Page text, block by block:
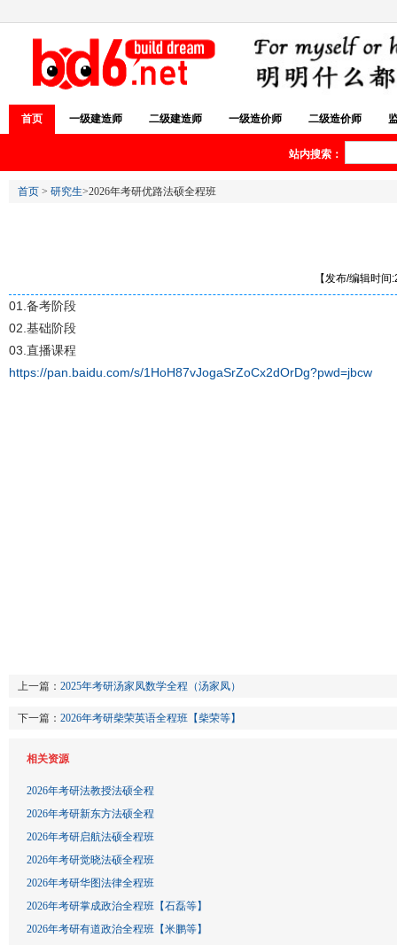
首页 一级建造师 二级建造师 一级造价师 二级造价师
站内搜索：
首页 > 研究生>2026年考研优路法硕全程班
【发布/编辑时
01.备考阶段
02.基础阶段
03.直播课程
https://pan.baidu.com/s/1HoH87vJogaSrZoCx2dOrDg?pwd=jbcw
上一篇： 2025年考研汤家凤数学全程（汤家凤）
下一篇： 2026年考研柴荣英语全程班【柴荣等】
相关资源
2026年考研法教授法硕全程
2026年考研新东方法硕全程
2026年考研启航法硕全程班
2026年考研觉晓法硕全程班
2026年考研华图法律全程班
2026年考研掌成政治全程班【石磊等】
2026年考研有道政治全程班【米鹏等】